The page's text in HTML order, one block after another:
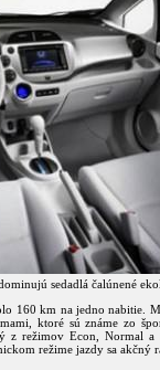
sedadlá čalúnené
160 km na jedno nabitie.
ktoré sú známe zo
z režimov Econ, Normal a
režime jazdy sa